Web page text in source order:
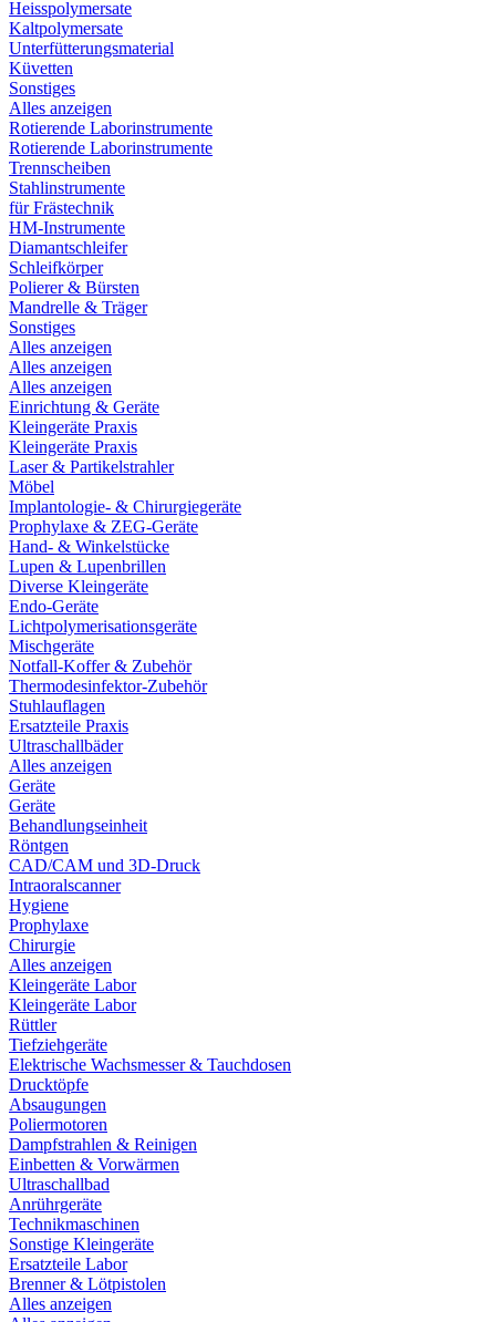
Heisspolymersate
Kaltpolymersate
Unterfütterungsmaterial
Küvetten
Sonstiges
Alles anzeigen
Rotierende Laborinstrumente
Rotierende Laborinstrumente
Trennscheiben
Stahlinstrumente
für Frästechnik
HM-Instrumente
Diamantschleifer
Schleifkörper
Polierer & Bürsten
Mandrelle & Träger
Sonstiges
Alles anzeigen
Alles anzeigen
Alles anzeigen
Einrichtung & Geräte
Kleingeräte Praxis
Kleingeräte Praxis
Laser & Partikelstrahler
Möbel
Implantologie- & Chirurgiegeräte
Prophylaxe & ZEG-Geräte
Hand- & Winkelstücke
Lupen & Lupenbrillen
Diverse Kleingeräte
Endo-Geräte
Lichtpolymerisationsgeräte
Mischgeräte
Notfall-Koffer & Zubehör
Thermodesinfektor-Zubehör
Stuhlauflagen
Ersatzteile Praxis
Ultraschallbäder
Alles anzeigen
Geräte
Geräte
Behandlungseinheit
Röntgen
CAD/CAM und 3D-Druck
Intraoralscanner
Hygiene
Prophylaxe
Chirurgie
Alles anzeigen
Kleingeräte Labor
Kleingeräte Labor
Rüttler
Tiefziehgeräte
Elektrische Wachsmesser & Tauchdosen
Drucktöpfe
Absaugungen
Poliermotoren
Dampfstrahlen & Reinigen
Einbetten & Vorwärmen
Ultraschallbad
Anrührgeräte
Technikmaschinen
Sonstige Kleingeräte
Ersatzteile Labor
Brenner & Lötpistolen
Alles anzeigen